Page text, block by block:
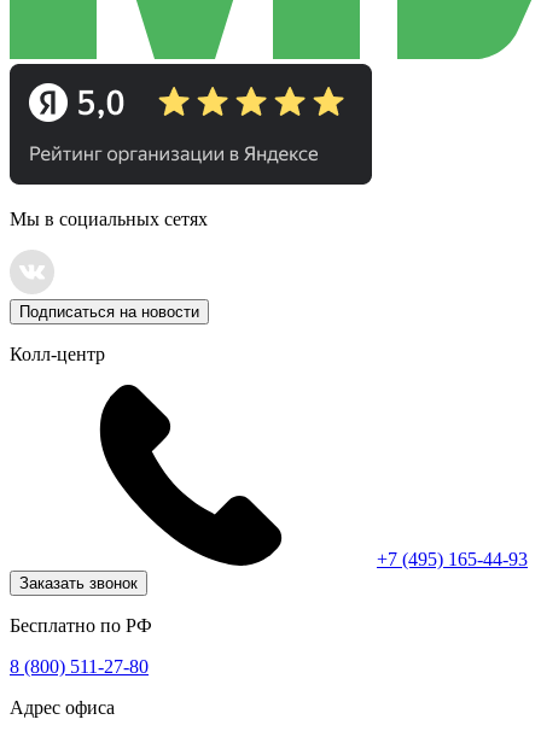
Мы в социальных сетях
Подписаться на новости
Колл-центр
+7 (495) 165-44-93
Заказать звонок
Бесплатно по РФ
8 (800) 511-27-80
Адрес офиса